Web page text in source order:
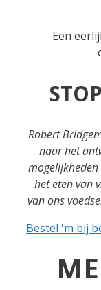
Een
Robert
naar het
het eten van
van ons
Bestel 'm bij